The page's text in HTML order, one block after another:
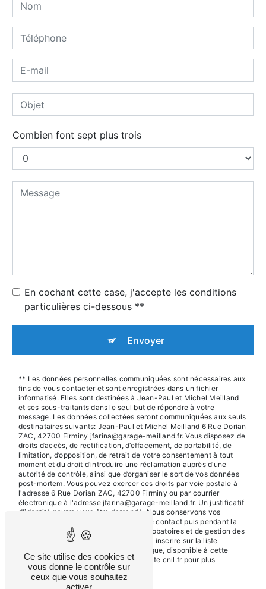
Combien font sept plus trois
En cochant cette case, j'accepte les conditions
particulières ci-dessous **
Envoyer
** Les données personnelles communiquées sont nécessaires aux
fins de vous contacter et sont enregistrées dans un fichier
informatisé. Elles sont destinées à Jean-Paul et Michel Meilland
et ses sous-traitants dans le seul but de répondre à votre
message. Les données collectées seront communiquées aux seuls
destinataires suivants: Jean-Paul et Michel Meilland 6 Rue Dorian
ZAC, 42700 Firminy jfarina@garage-meilland.fr. Vous disposez de
droits d’accès, de rectification, d’effacement, de portabilité, de
limitation, d’opposition, de retrait de votre consentement à tout
moment et du droit d’introduire une réclamation auprès d’une
autorité de contrôle, ainsi que d’organiser le sort de vos données
post-mortem. Vous pouvez exercer ces droits par voie postale à
l'adresse 6 Rue Dorian ZAC, 42700 Firminy ou par courrier
électronique à l'adresse jfarina@garage-meilland.fr. Un justificatif
d'identité pourra vous être demandé. Nous conservons vos
données pendant la période de prise de contact puis pendant la
durée de prescription légale aux fins probatoires et de gestion des
contentieux. Vous avez le droit de vous inscrire sur la liste
d'opposition au démarchage téléphonique, disponible à cette
adresse:Bloctel.gouv.fr. Consultez le site cnil.fr pour plus
d’informations sur vos droits.
Ce site utilise des cookies et
vous donne le contrôle sur
ceux que vous souhaitez
activer